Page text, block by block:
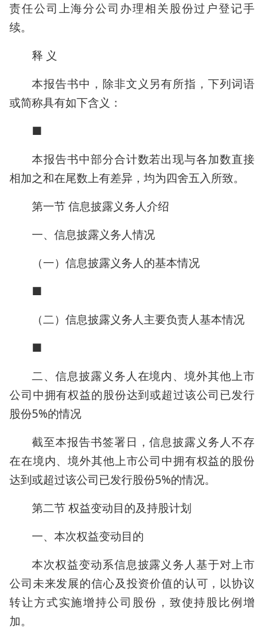
责任公司上海分公司办理相关股份过户登记手
续。
释 义
本报告书中，除非文义另有所指，下列词语
或简称具有如下含义：
■
本报告书中部分合计数若出现与各加数直接
相加之和在尾数上有差异，均为四舍五入所致。
第一节 信息披露义务人介绍
一、信息披露义务人情况
（一）信息披露义务人的基本情况
■
（二）信息披露义务人主要负责人基本情况
■
二、信息披露义务人在境内、境外其他上市
公司中拥有权益的股份达到或超过该公司已发行
股份5%的情况
截至本报告书签署日，信息披露义务人不存
在在境内、境外其他上市公司中拥有权益的股份
达到或超过该公司已发行股份5%的情况。
第二节 权益变动目的及持股计划
一、本次权益变动目的
本次权益变动系信息披露义务人基于对上市
公司未来发展的信心及投资价值的认可，以协议
转让方式实施增持公司股份，致使持股比例增
加。